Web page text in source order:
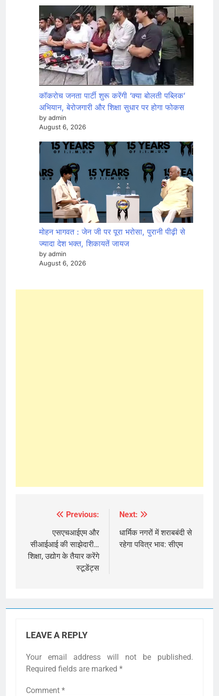
कॉकरोच जनता पार्टी शुरू करेंगी ‘क्या बोलती पब्लिक’
अभियान, बेरोजगारी और शिक्षा सुधार पर होगा फोकस
by admin
August 6, 2026
मोहन भागवत : जेन जी पर पूरा भरोसा, पुरानी पीढ़ी से
ज्यादा देश भक्त, शिकायतें जायज
by admin
August 6, 2026
navigation
Previous:
एसएचआईएम और
सीआईआई की साझेदारी…
शिक्षा, उद्योग के तैयार करेंगे
स्टूडेंट्स
Next:
धार्मिक नगरों में शराबबंदी से
रहेगा पवित्र भाव: सीएम
LEAVE A REPLY
Your email address will not be published.
Required fields are marked *
Comment *